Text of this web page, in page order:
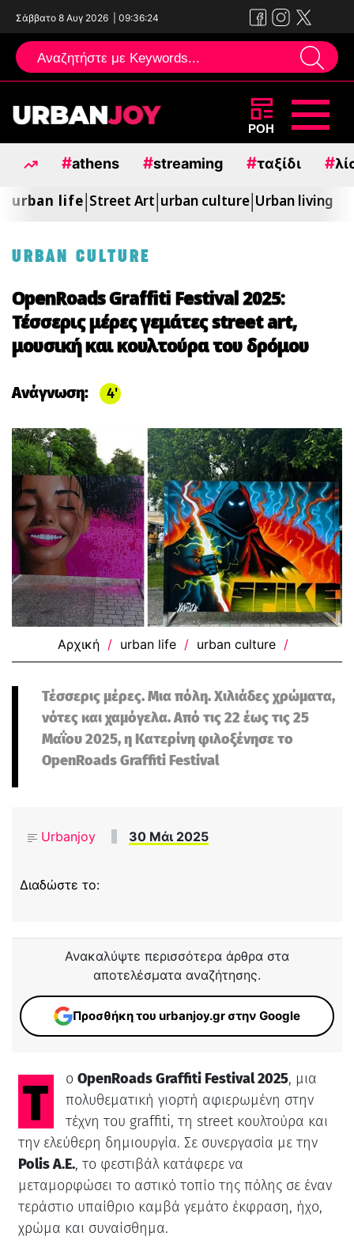
Σάββατο 8 Αυγ 2026 09:36:25
Μεταπηδήστε
περιεχόμενο
ΡΟΗ
#athens #streaming #ταξίδι #
urban life Street Art urban culture Urban living
URBAN CULTURE
OpenRoads Graffiti Festival 2025:
Τέσσερις μέρες γεμάτες street art,
μουσική και κουλτούρα του δρόμου
Ανάγνωση: 4
Αρχική / urban life / urban culture /
Τέσσερις μέρες. Μια πόλη. Χιλιάδες χρώματα,
νότες και χαμόγελα. Από τις 22 έως τις 25
Μαΐου 2025, η Κατερίνη φιλοξένησε το
OpenRoads Graffiti Festival
Urbanjoy 30 Μάι 2025
Διαδώστε το:
Ανακαλύψτε περισσότερα άρθρα στα
αποτελέσματα αναζήτησης.
Προσθήκη του urbanjoy.gr στην Google
Το OpenRoads Graffiti Festival 2025, μια
πολυθεματική γιορτή αφιερωμένη στην
τέχνη του graffiti, τη street κουλτούρα και
την ελεύθερη δημιουργία. Σε συνεργασία με την
Polis Α.Ε., το φεστιβάλ κατάφερε να
μεταμορφώσει το αστικό τοπίο της πόλης σε έναν
τεράστιο υπαίθριο καμβά γεμάτο έκφραση, ήχο,
χρώμα και συναίσθημα.